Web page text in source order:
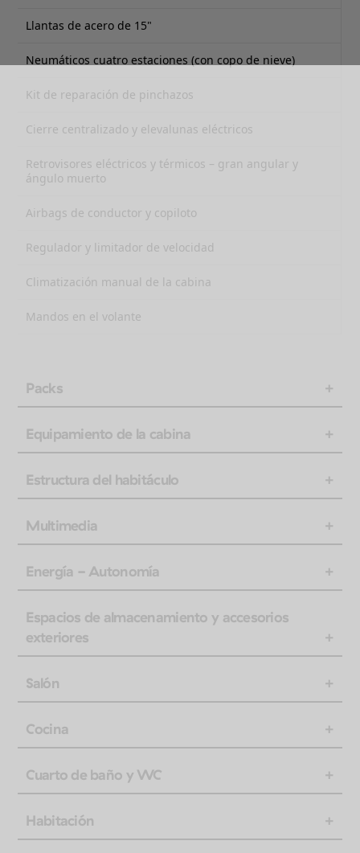
Llantas de acero de 15"
Neumáticos cuatro estaciones (con copo de nieve)
Kit de reparación de pinchazos
Cierre centralizado y elevalunas eléctricos
Retrovisores eléctricos y térmicos – gran angular y
ángulo muerto
Airbags de conductor y copiloto
Regulador y limitador de velocidad
Climatización manual de la cabina
Mandos en el volante
Packs
Equipamiento de la cabina
Estructura del habitáculo
Multimedia
Energía - Autonomía
Espacios de almacenamiento y accesorios
exteriores
Salón
Cocina
Cuarto de baño y WC
Habitación